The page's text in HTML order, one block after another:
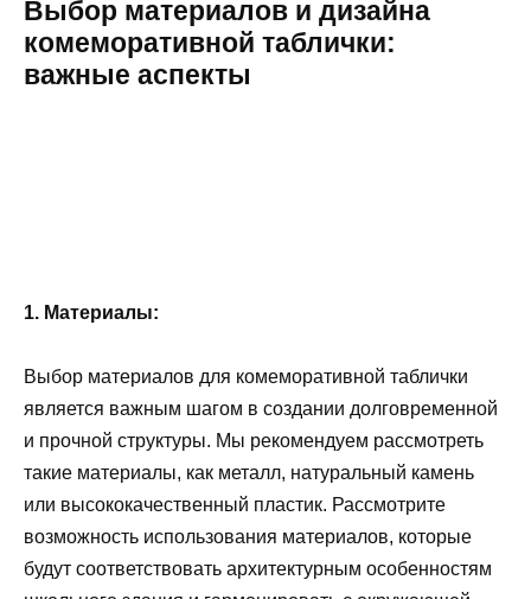
Выбор материалов и дизайна
комеморативной таблички:
важные аспекты
1. Материалы:
Выбор материалов для комеморативной таблички
является важным шагом в создании долговременной
и прочной структуры. Мы рекомендуем рассмотреть
такие материалы, как металл, натуральный камень
или высококачественный пластик. Рассмотрите
возможность использования материалов, которые
будут соответствовать архитектурным особенностям